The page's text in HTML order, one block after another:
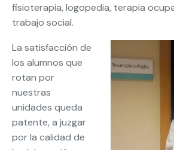
fisioterapia, logopedia, terapia
trabajo social.
La satisfacción de
los alumnos que
rotan por
nuestras
unidades queda
patente, a juzgar
por la calidad de